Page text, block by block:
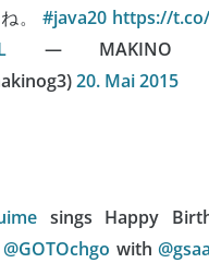
。#java20 https://
— MAKINO
20. Mai 2015
sings Happy
@GOTOchgo with